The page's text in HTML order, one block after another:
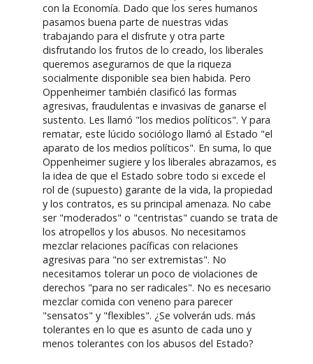
con la Economía. Dado que los seres humanos
pasamos buena parte de nuestras vidas
trabajando para el disfrute y otra parte
disfrutando los frutos de lo creado, los liberales
queremos asegurarnos de que la riqueza
socialmente disponible sea bien habida. Pero
Oppenheimer también clasificó las formas
agresivas, fraudulentas e invasivas de ganarse el
sustento. Les llamó "los medios políticos". Y para
rematar, este lúcido sociólogo llamó al Estado "el
aparato de los medios políticos". En suma, lo que
Oppenheimer sugiere y los liberales abrazamos, es
la idea de que el Estado sobre todo si excede el
rol de (supuesto) garante de la vida, la propiedad
y los contratos, es su principal amenaza. No cabe
ser "moderados" o "centristas" cuando se trata de
los atropellos y los abusos. No necesitamos
mezclar relaciones pacíficas con relaciones
agresivas para "no ser extremistas". No
necesitamos tolerar un poco de violaciones de
derechos "para no ser radicales". No es necesario
mezclar comida con veneno para parecer
"sensatos" y "flexibles". ¿Se volverán uds. más
tolerantes en lo que es asunto de cada uno y
menos tolerantes con los abusos del Estado?